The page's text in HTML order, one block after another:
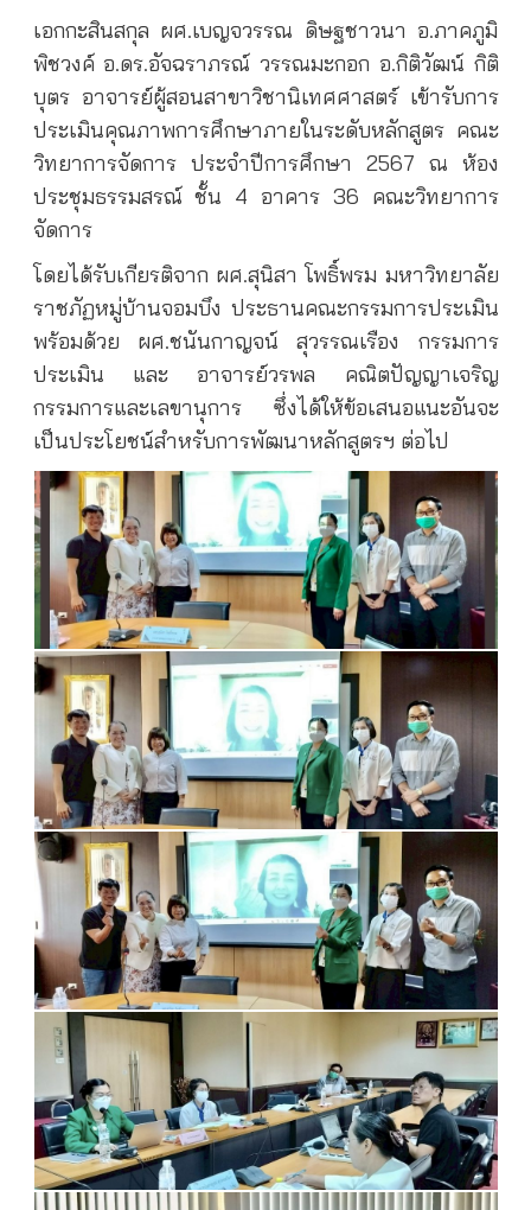
เอกกะสินสกุล ผศ.เบญจวรรณ ดิษฐชาวนา อ.ภาคภูมิ
พิชวงค์ อ.ดร.อัจฉราภรณ์ วรรณมะกอก อ.กิติวัฒน์ กิติ
บุตร อาจารย์ผู้สอนสาขาวิชานิเทศศาสตร์ เข้ารับการ
ประเมินคุณภาพการศึกษาภายในระดับหลักสูตร คณะ
วิทยาการจัดการ ประจำปีการศึกษา 2567 ณ ห้อง
ประชุมธรรมสรณ์ ชั้น 4 อาคาร 36 คณะวิทยาการ
จัดการ
โดยได้รับเกียรติจาก ผศ.สุนิสา โพธิ์พรม มหาวิทยาลัย
ราชภัฏหมู่บ้านจอมบึง ประธานคณะกรรมการประเมิน
พร้อมด้วย ผศ.ชนันกาญจน์ สุวรรณเรือง กรรมการ
ประเมิน และ อาจารย์วรพล คณิตปัญญาเจริญ
กรรมการและเลขานุการ ซึ่งได้ให้ข้อเสนอแนะอันจะ
เป็นประโยชน์สำหรับการพัฒนาหลักสูตรฯ ต่อไป